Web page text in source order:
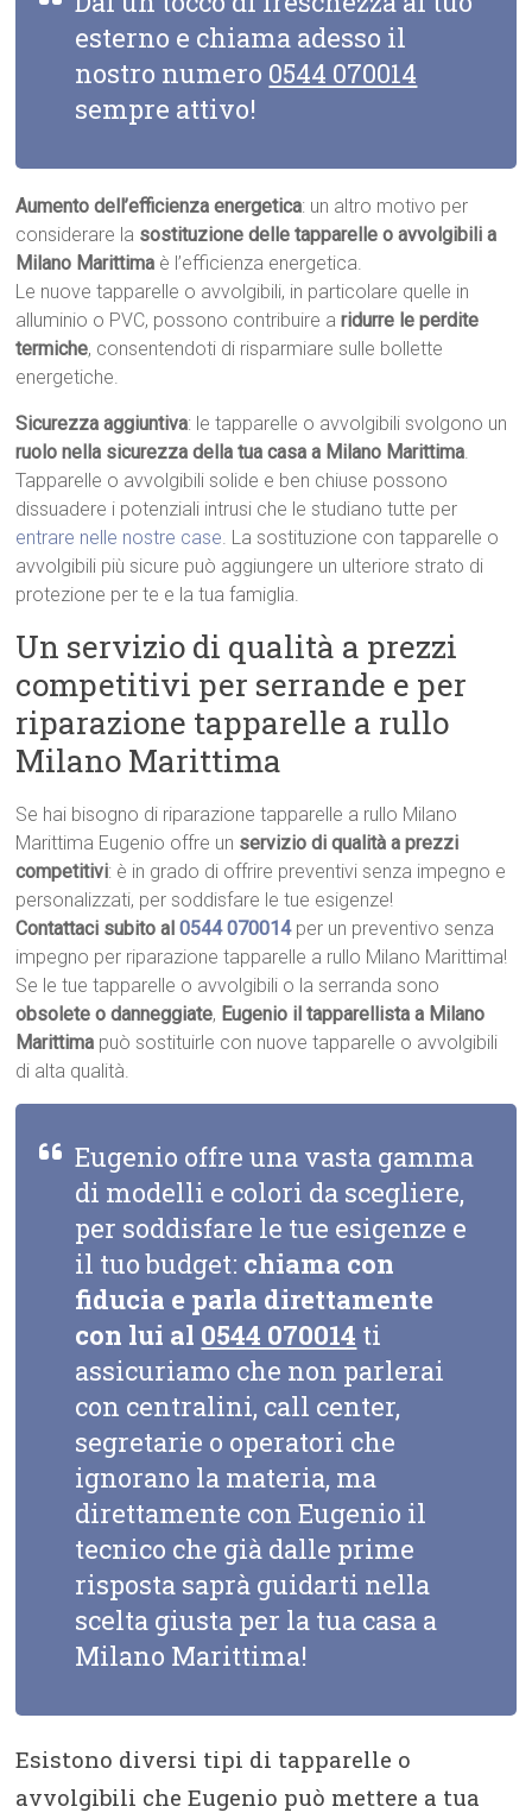
esterno e chiama adesso il
nostro numero 0544 070014
sempre attivo!
Aumento dell’efficienza energetica: un altro motivo per
considerare la sostituzione delle tapparelle o avvolgibili a
Milano Marittima è l’efficienza energetica.
Le nuove tapparelle o avvolgibili, in particolare quelle in
alluminio o PVC, possono contribuire aridurre le perdite
termiche, consentendoti di risparmiare sulle bollette
energetiche.
Sicurezza aggiuntiva: le tapparelle o avvolgibili svolgono un
ruolo nella sicurezza della tua casa a Milano Marittima.
Tapparelle o avvolgibili solide e ben chiuse possono
dissuadere i potenziali intrusi che le studiano tutte per
entrare nelle nostre case. La sostituzione con tapparelle o
avvolgibili più sicure può aggiungere un ulteriore strato di
protezione per te e la tua famiglia.
Un servizio di qualità a prezzi
competitivi per serrande e per
riparazione tapparelle a rullo
Milano Marittima
Se hai bisogno di riparazione tapparelle a rullo Milano
Marittima Eugenio offre un servizio di qualità a prezzi
competitivi: è in grado di offrire preventivi senza impegno e
personalizzati, per soddisfare le tue esigenze!
Contattaci subito al0544 070014 per un preventivo senza
impegno per riparazione tapparelle a rullo Milano Marittima!
Se le tue tapparelle o avvolgibili o la serranda sono
obsolete o danneggiate, Eugenio il tapparellista a Milano
Marittima può sostituirle con nuove tapparelle o avvolgibili
di alta qualità.
Eugenio offre una vasta gamma
di modelli e colori da scegliere,
per soddisfare le tue esigenze e
il tuo budget: chiama con
fiducia e parla direttamente
con lui al 0544 070014 ti
assicuriamo che non parlerai
con centralini, call center,
segretarie o operatori che
ignorano la materia, ma
direttamente con Eugenio il
tecnico che già dalle prime
risposta saprà guidarti nella
scelta giusta per la tua casa a
Milano Marittima!
Esistono diversi tipi di tapparelle o
avvolgibili che Eugenio può mettere a tua